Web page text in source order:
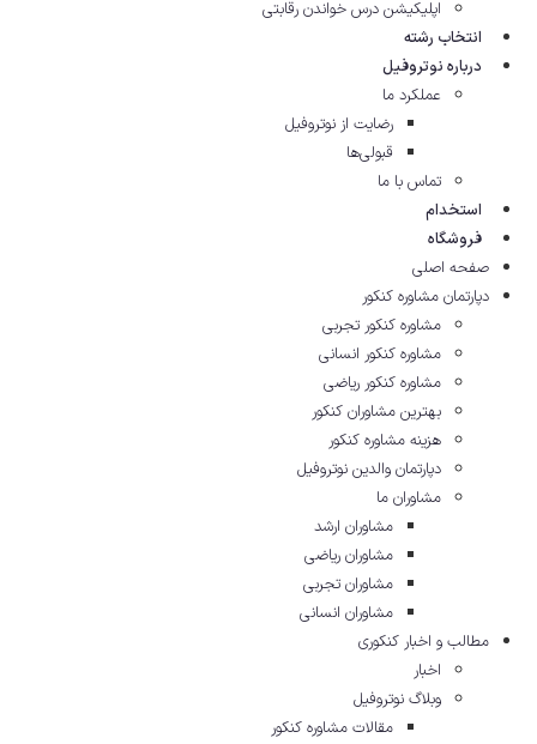
اپلیکیشن درس خواندن رقابتی
انتخاب رشته
درباره نوتروفیل
عملکرد ما
رضایت از نوتروفیل
قبولی‌ها
تماس با ما
استخدام
فروشگاه
صفحه اصلی
دپارتمان مشاوره کنکور
مشاوره کنکور تجربی
مشاوره کنکور انسانی
مشاوره کنکور ریاضی
بهترین مشاوران کنکور
هزینه مشاوره کنکور
دپارتمان والدین نوتروفیل
مشاوران ما
مشاوران ارشد
مشاوران ریاضی
مشاوران تجربی
مشاوران انسانی
مطالب و اخبار کنکوری
اخبار
وبلاگ نوتروفیل
مقالات مشاوره‌ کنکور